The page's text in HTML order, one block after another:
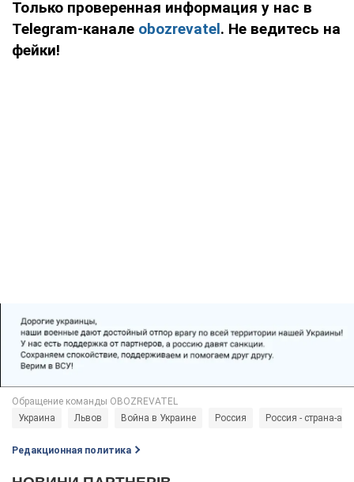
Только проверенная информация у нас в
Telegram-канале obozrevatel. Не ведитесь на
фейки!
Украина Львов Война в Украине Россия Россия - страна-
Редакционная политика